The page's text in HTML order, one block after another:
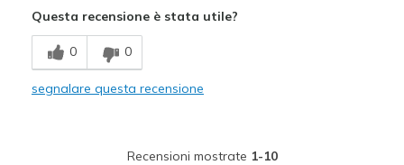
Comfortable
So pretty, dressy in a casual way...
Questa recensione è stata utile?
0 0
segnalare questa recensione
Recensioni mostrate 1-10